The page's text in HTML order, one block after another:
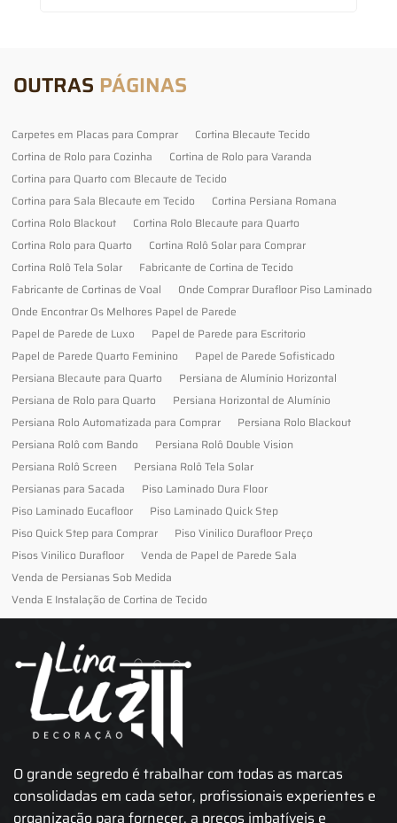
OUTRAS PÁGINAS
Carpetes em Placas para Comprar
Cortina Blecaute Tecido
Cortina de Rolo para Cozinha
Cortina de Rolo para Varanda
Cortina para Quarto com Blecaute de Tecido
Cortina para Sala Blecaute em Tecido
Cortina Persiana Romana
Cortina Rolo Blackout
Cortina Rolo Blecaute para Quarto
Cortina Rolo para Quarto
Cortina Rolô Solar para Comprar
Cortina Rolô Tela Solar
Fabricante de Cortina de Tecido
Fabricante de Cortinas de Voal
Onde Comprar Durafloor Piso Laminado
Onde Encontrar Os Melhores Papel de Parede
Papel de Parede de Luxo
Papel de Parede para Escritorio
Papel de Parede Quarto Feminino
Papel de Parede Sofisticado
Persiana Blecaute para Quarto
Persiana de Alumínio Horizontal
Persiana de Rolo para Quarto
Persiana Horizontal de Alumínio
Persiana Rolo Automatizada para Comprar
Persiana Rolo Blackout
Persiana Rolô com Bando
Persiana Rolô Double Vision
Persiana Rolô Screen
Persiana Rolô Tela Solar
Persianas para Sacada
Piso Laminado Dura Floor
Piso Laminado Eucafloor
Piso Laminado Quick Step
Piso Quick Step para Comprar
Piso Vinilico Durafloor Preço
Pisos Vinilico Durafloor
Venda de Papel de Parede Sala
Venda de Persianas Sob Medida
Venda E Instalação de Cortina de Tecido
O grande segredo é trabalhar com todas as marcas
consolidadas em cada setor, profissionais experientes e
organização para fornecer, a preços imbatíveis e